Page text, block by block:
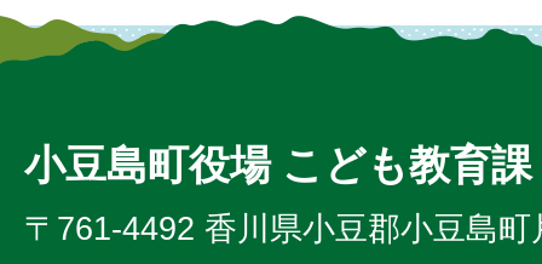
小豆島町役場 こども教育課
〒761-4492 香川県小豆郡小豆島